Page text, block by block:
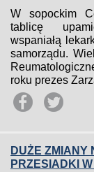
W sopockim
tablicę
wspaniałą
samorządu.
roku prezes
DUŻE ZMIANY
PRZESIADKI